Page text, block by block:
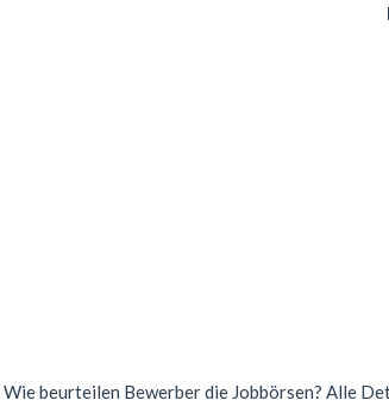
Wie beurteilen Bewerber die Jobbörsen? Alle